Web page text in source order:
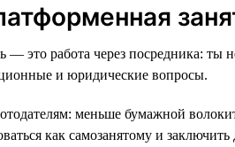
— это работа через посредника:
и юридические вопросы.
меньше бумажной
как самозанятому и